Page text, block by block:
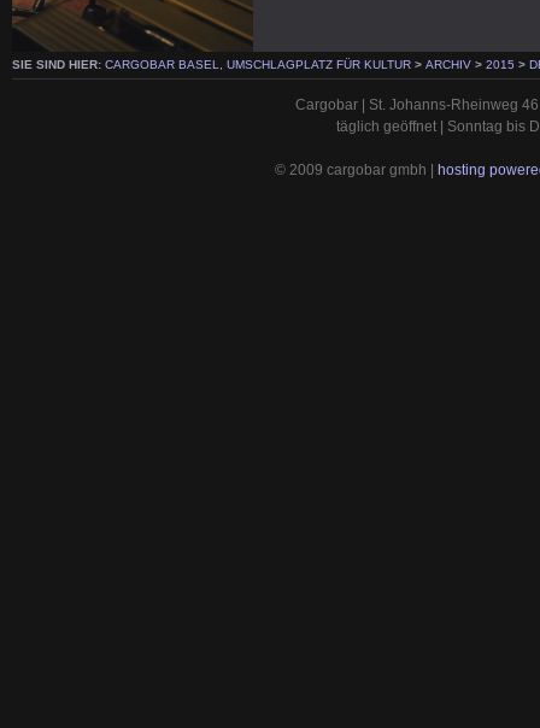
SIE SIND HIER: CARGOBAR BASEL, UMSCHLAGPLATZ FÜR KULTUR > ARCHIV > 2015 >
Cargobar | St. Johanns-Rheinweg
täglich geöffnet | Sonntag bis
© 2009 cargobar gmbh | hosting